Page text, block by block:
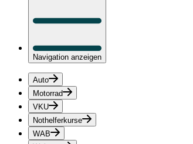
Navigation anzeigen
Auto
Motorrad
VKU
Nothelferkurse
WAB